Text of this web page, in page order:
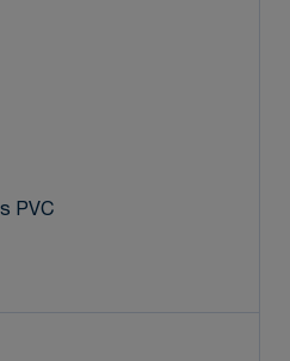
PVC